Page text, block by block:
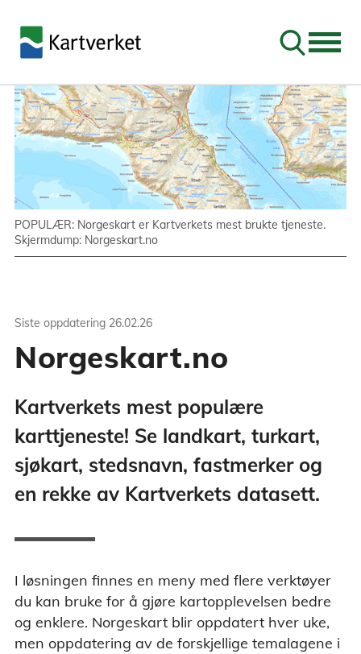
Søk
POPULÆR: Norgeskart er Kartverkets mest brukte tjeneste.
Skjermdump: Norgeskart.no
Siste oppdatering 26.02.26
Norgeskart.no
Kartverkets mest populære
karttjeneste! Se landkart, turkart,
sjøkart, stedsnavn, fastmerker og
en rekke av Kartverkets datasett.
I løsningen finnes en meny med flere verktøyer
du kan bruke for å gjøre kartopplevelsen bedre
og enklere. Norgeskart blir oppdatert hver uke,
men oppdatering av de forskjellige temalagene i